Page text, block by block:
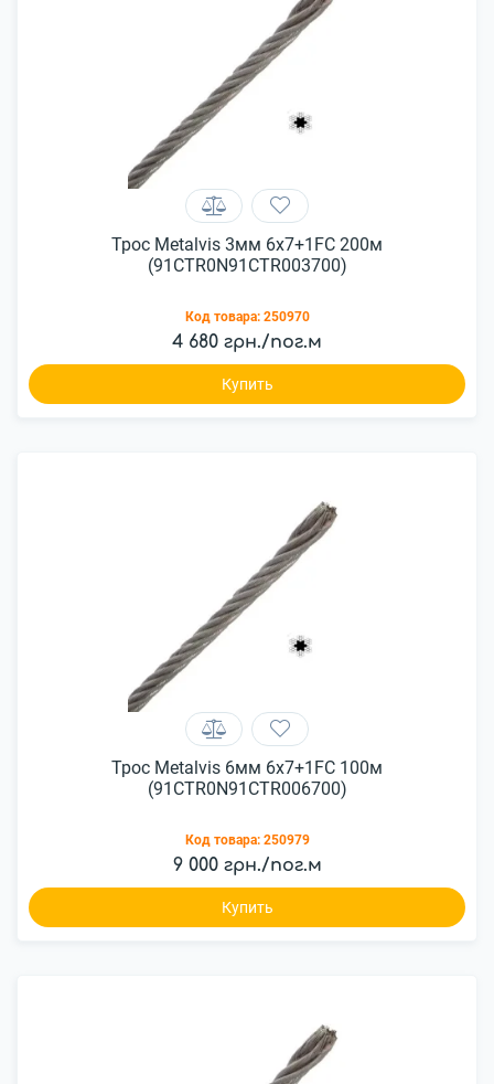
Трос Metalvis 3мм 6х7+1FC 200м
(91CTR0N91CTR003700)
Код товара: 250970
4 680 грн./пог.м
Купить
Трос Metalvis 6мм 6х7+1FC 100м
(91CTR0N91CTR006700)
Код товара: 250979
9 000 грн./пог.м
Купить